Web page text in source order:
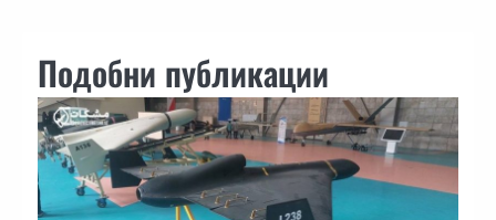
Подобни публикации